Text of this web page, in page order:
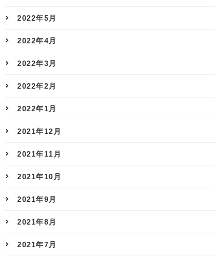
2022年5月
2022年4月
2022年3月
2022年2月
2022年1月
2021年12月
2021年11月
2021年10月
2021年9月
2021年8月
2021年7月